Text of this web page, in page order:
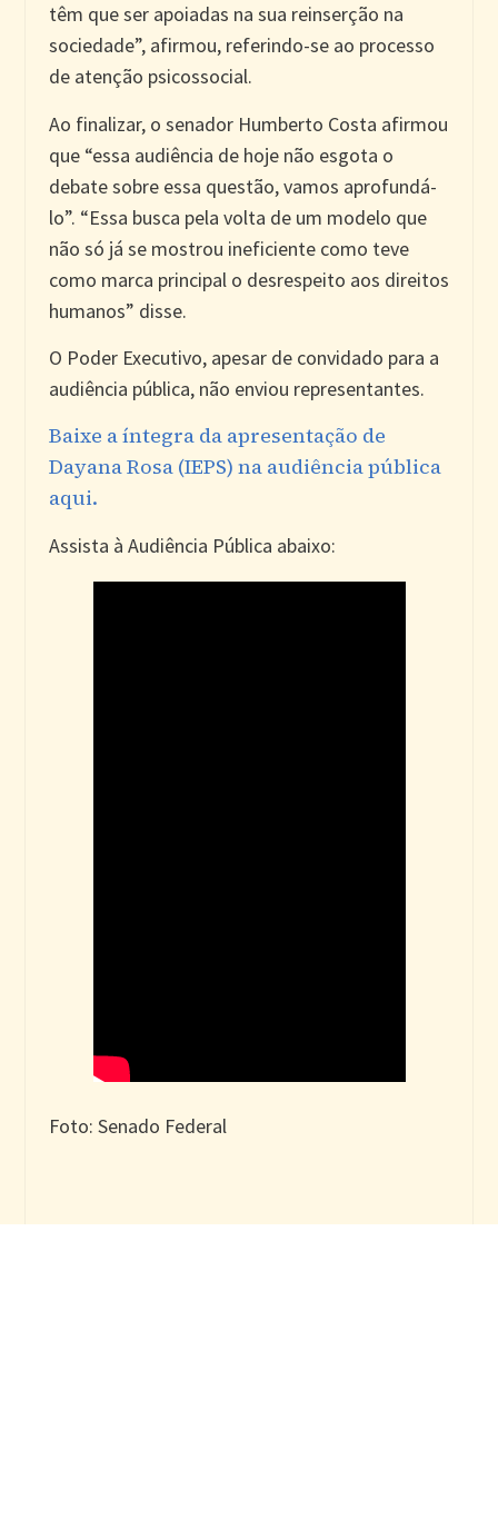
têm que ser apoiadas na sua reinserção na
sociedade”, afirmou, referindo-se ao processo
de atenção psicossocial.
Ao finalizar, o senador Humberto Costa afirmou
que “essa audiência de hoje não esgota o
debate sobre essa questão, vamos aprofundá-
lo”. “Essa busca pela volta de um modelo que
não só já se mostrou ineficiente como teve
como marca principal o desrespeito aos direitos
humanos” disse.
O Poder Executivo, apesar de convidado para a
audiência pública, não enviou representantes.
Baixe a íntegra da apresentação de
Dayana Rosa (IEPS) na audiência pública
aqui.
Assista à Audiência Pública abaixo:
Foto: Senado Federal